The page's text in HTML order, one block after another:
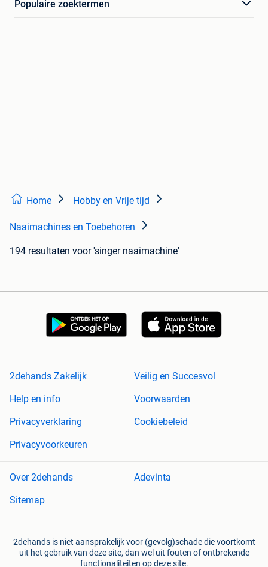
Populaire zoektermen
Home Hobby en Vrije tijd
Naaimachines en Toebehoren
194 resultaten voor 'singer naaimachine'
2dehands Zakelijk
Veilig en Succesvol
Help en info
Voorwaarden
Privacyverklaring
Cookiebeleid
Privacyvoorkeuren
Over 2dehands
Adevinta
Sitemap
2dehands is niet aansprakelijk voor (gevolg)schade die voortkomt
uit het gebruik van deze site, dan wel uit fouten of ontbrekende
functionaliteiten op deze site.